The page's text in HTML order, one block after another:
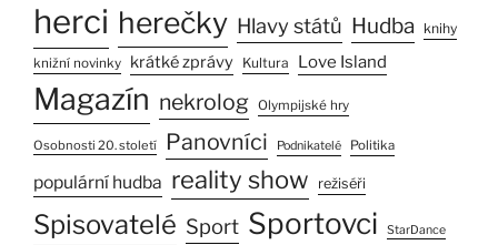
herci herečky Hlavy států Hudba knihy
knižní novinky krátké zprávy Kultura Love Island
Magazín nekrolog Olympijské hry
Osobnosti 20. století Panovníci Podnikatelé Politika
populární hudba reality show režiséři
Spisovatelé Sport Sportovci StarDance